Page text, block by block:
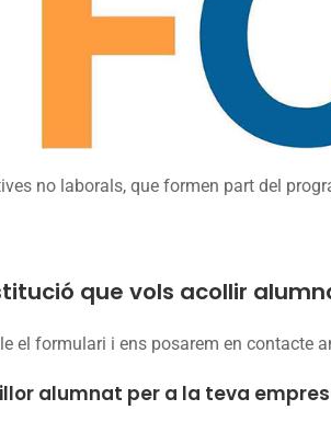
no laborals, que formen part del
que vols acollir
el formulari i ens posarem en contacte
alumnat per a la teva